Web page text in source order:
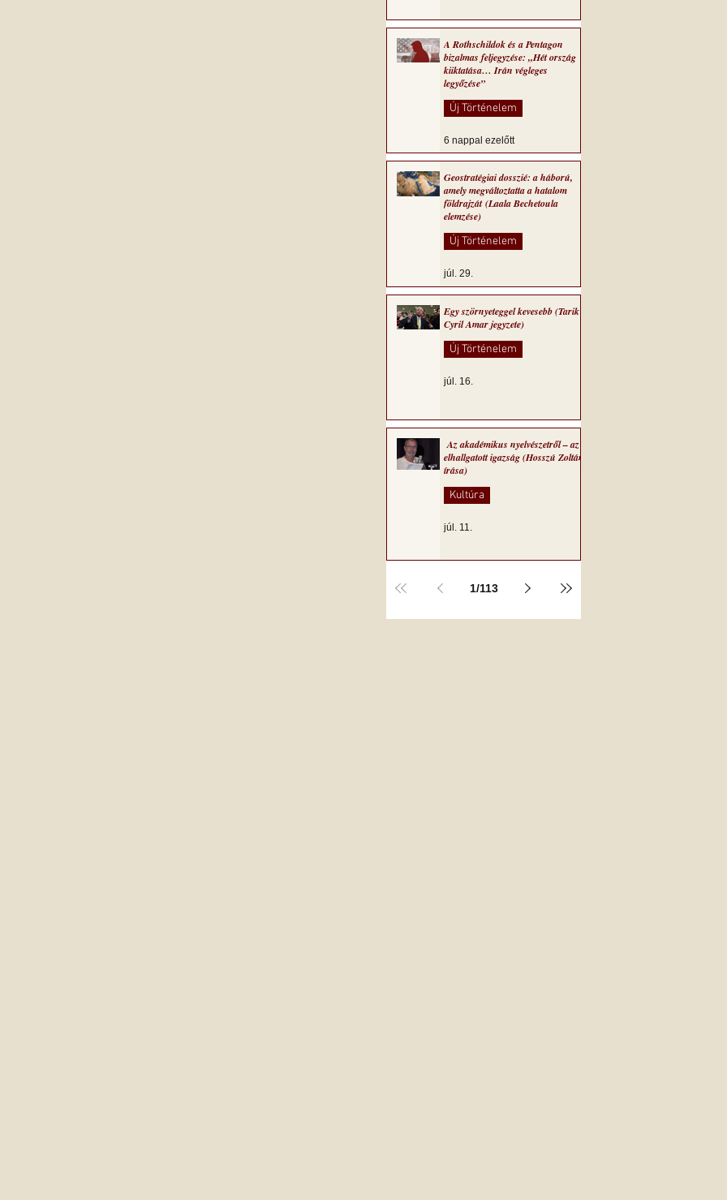
A Rothschildok és a Pentagon
bizalmas feljegyzése: „Hét ország
kiiktatása… Irán végleges
legyőzése”
Új Történelem
6 nappal ezelőtt
Geostratégiai dosszié: a háború,
amely megváltoztatta a hatalom
földrajzát (Laala Bechetoula
elemzése)
Új Történelem
júl. 29.
Egy szörnyeteggel kevesebb (Tarik
Cyril Amar jegyzete)
Új Történelem
júl. 16.
Az akadémikus nyelvészetről – az
elhallgatott igazság (Hosszú Zoltán
írása)
Kultúra
júl. 11.
1/113